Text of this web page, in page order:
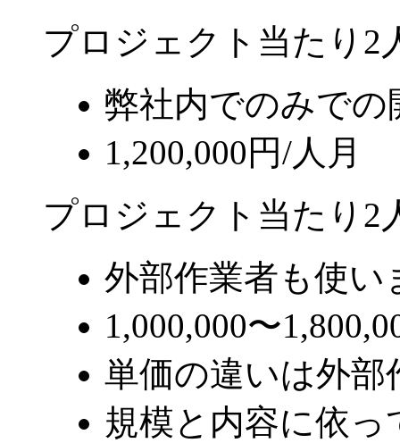
プロジェクト当たり2
弊社内でのみで
1,200,000円/人月
プロジェクト当たり2
外部作業者も使い
1,000,000〜
単価の違いは外
規模と内容に依